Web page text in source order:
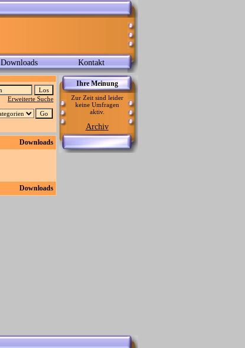
Downloads Kontakt
Erweiterte Suche
Downloads
Downloads
Ihre Meinung
Zur Zeit sind leider
keine Umfragen
aktiv.
Archiv